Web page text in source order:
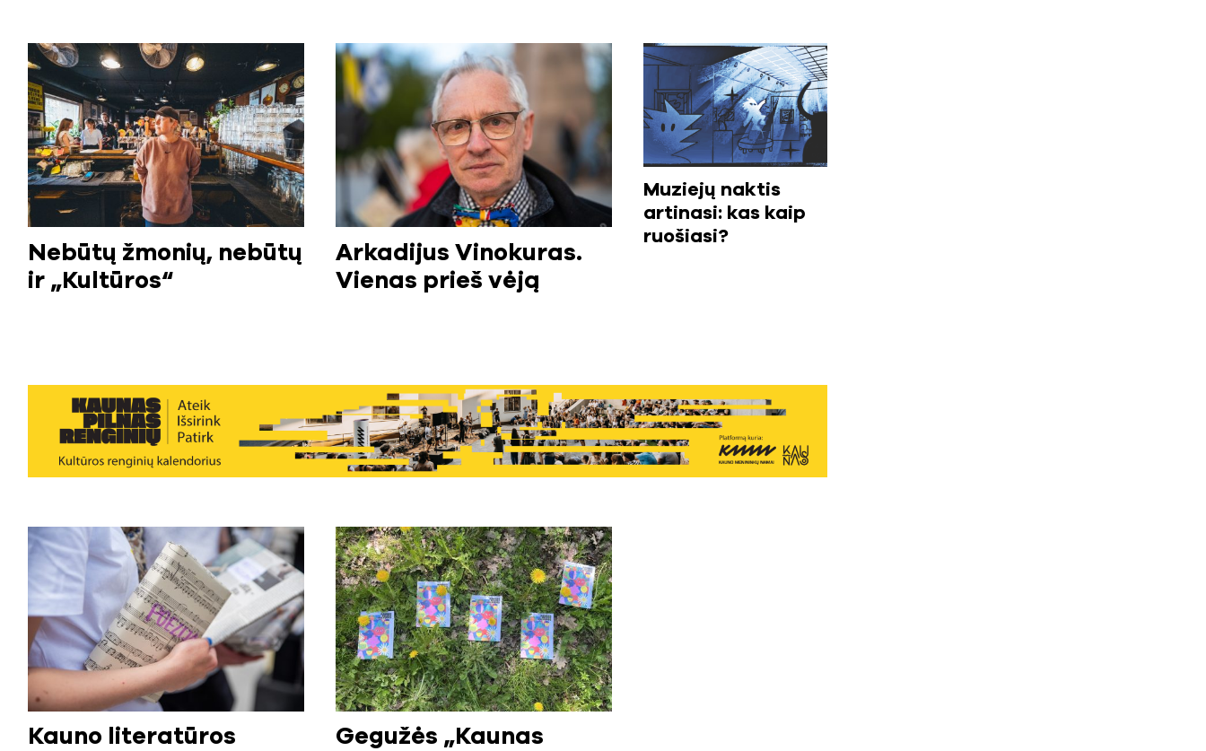
Nebūtų žmonių, nebūtų
ir „Kultūros“
Arkadijus Vinokuras.
Vienas prieš vėją
Muziejų naktis
artinasi: kas kaip
ruošiasi?
Kauno literatūros
Gegužės „Kaunas